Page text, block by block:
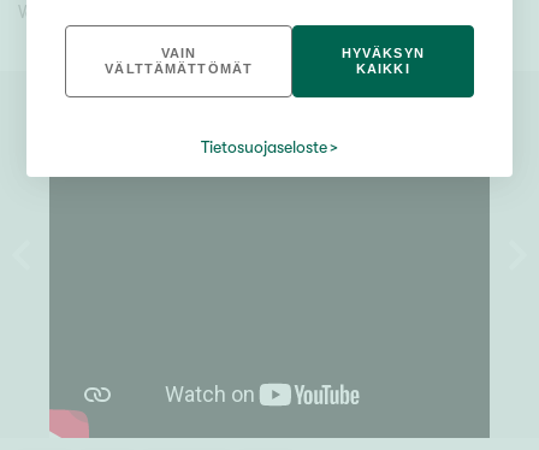
Velaton hinta
VAIN
VÄLTTÄMÄTTÖMÄT
HYVÄKSYN
KAIKKI
Tietosuojaseloste